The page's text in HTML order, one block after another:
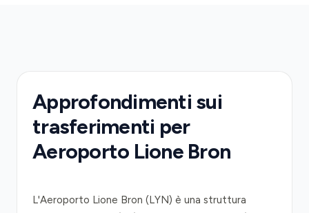
Approfondimenti sui
trasferimenti per
Aeroporto Lione Bron
L'Aeroporto Lione Bron (LYN) è una struttura